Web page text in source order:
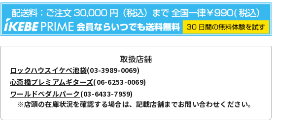
取扱店舗
ロックハウスイケベ池袋(03-3989-0069)
心斎橋プレミアムギターズ(06-6253-0069)
ワールドペダルパーク(03-6433-7959)
※店頭の在庫状況を確認する場合は、記載店舗までお問い合わせください。